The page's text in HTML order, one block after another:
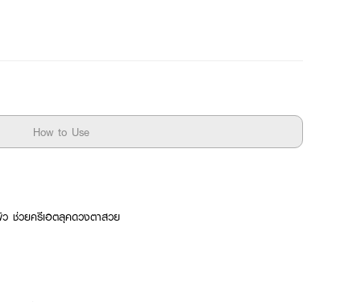
How to Use
ช่วยครีเอตลุคดวงตาสวย